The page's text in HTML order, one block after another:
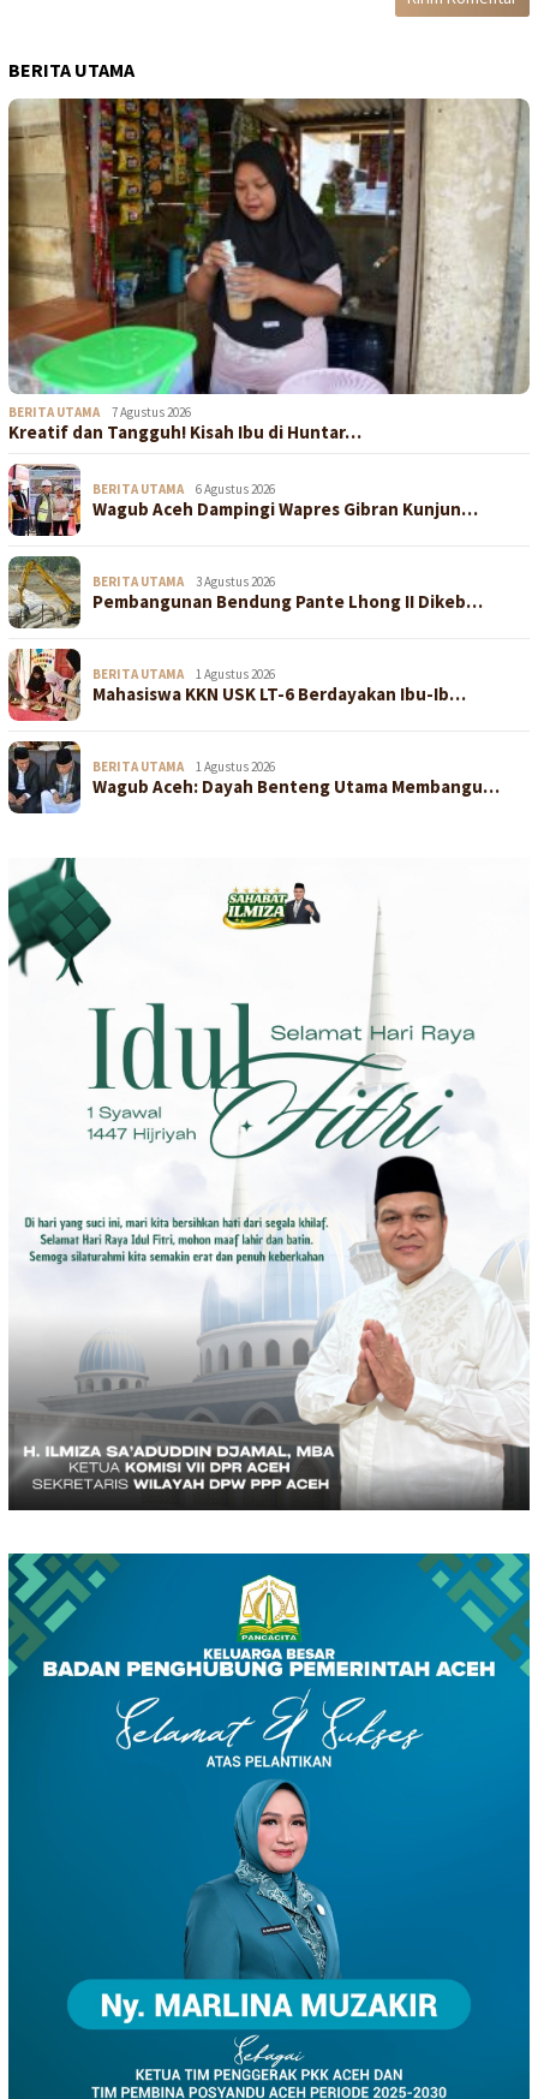
BERITA UTAMA
BERITA UTAMA 7 Agustus 2026
Kreatif dan Tangguh! Kisah Ibu di Huntar…
BERITA UTAMA 6 Agustus 2026
Wagub Aceh Dampingi Wapres Gibran Kunjun…
BERITA UTAMA 3 Agustus 2026
Pembangunan Bendung Pante Lhong II Dikeb…
BERITA UTAMA 1 Agustus 2026
Mahasiswa KKN USK LT-6 Berdayakan Ibu-Ib…
BERITA UTAMA 1 Agustus 2026
Wagub Aceh: Dayah Benteng Utama Membangu…